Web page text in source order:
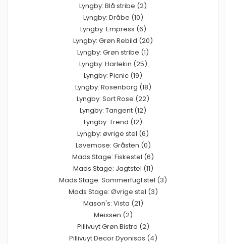
Lyngby: Blå stribe (2)
Lyngby: Dråbe (10)
Lyngby: Empress (6)
Lyngby: Grøn Rebild (20)
Lyngby: Grøn stribe (1)
Lyngby: Harlekin (25)
Lyngby: Picnic (19)
Lyngby: Rosenborg (18)
Lyngby: Sort Rose (22)
Lyngby: Tangent (12)
Lyngby: Trend (12)
Lyngby: øvrige stel (6)
Løvemose: Gråsten (0)
Mads Stage: Fiskestel (6)
Mads Stage: Jagtstel (11)
Mads Stage: Sommerfugl stel (3)
Mads Stage: Øvrige stel (3)
Mason's: Vista (21)
Meissen (2)
Pillivuyt Grøn Bistro (2)
Pillivuyt Decor Dyonisos (4)